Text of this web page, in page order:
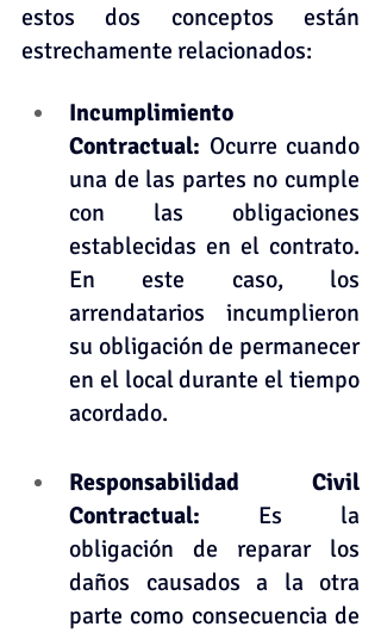
estos dos conceptos están
estrechamente relacionados:
Incumplimiento
Contractual: Ocurre cuando
una de las partes no cumple
con las obligaciones
establecidas en el contrato.
En este caso, los
arrendatarios incumplieron
su obligación de permanecer
en el local durante el tiempo
acordado.
Responsabilidad Civil
Contractual: Es la
obligación de reparar los
daños causados a la otra
parte como consecuencia de